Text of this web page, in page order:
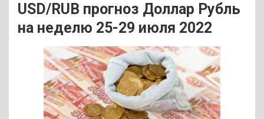
USD/RUB прогноз Доллар Рубль
на неделю 25-29 июля 2022